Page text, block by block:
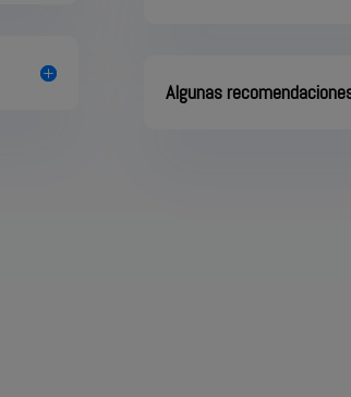
Algunas